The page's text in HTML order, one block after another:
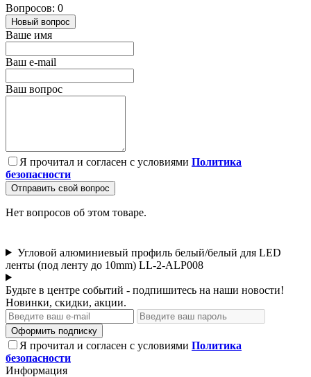
Вопросов: 0
Новый вопрос
Ваше имя
Ваш e-mail
Ваш вопрос
Я прочитал и согласен с условиями Политика
безопасности
Отправить свой вопрос
Нет вопросов об этом товаре.
Угловой алюминиевый профиль белый/белый для LED
ленты (под ленту до 10mm) LL-2-ALP008
Будьте в центре событий - подпишитесь на наши новости!
Новинки, скидки, акции.
Оформить подписку
Я прочитал и согласен с условиями Политика
безопасности
Информация